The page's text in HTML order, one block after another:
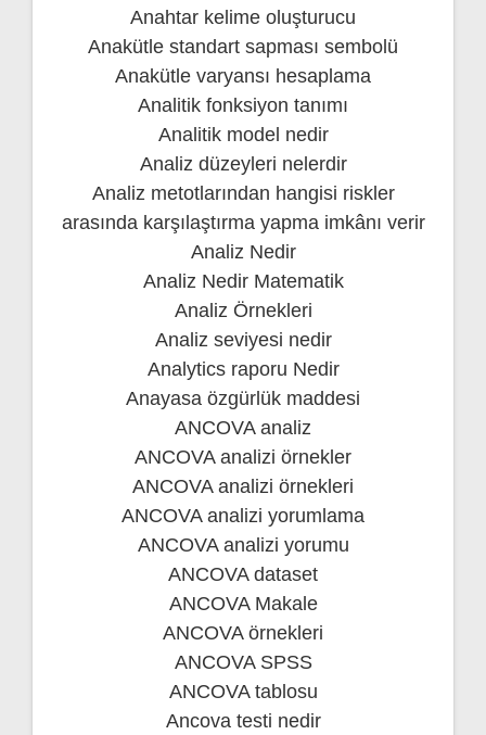
Anahtar kelime oluşturucu
Anakütle standart sapması sembolü
Anakütle varyansı hesaplama
Analitik fonksiyon tanımı
Analitik model nedir
Analiz düzeyleri nelerdir
Analiz metotlarından hangisi riskler
arasında karşılaştırma yapma imkânı verir
Analiz Nedir
Analiz Nedir Matematik
Analiz Örnekleri
Analiz seviyesi nedir
Analytics raporu Nedir
Anayasa özgürlük maddesi
ANCOVA analiz
ANCOVA analizi örnekler
ANCOVA analizi örnekleri
ANCOVA analizi yorumlama
ANCOVA analizi yorumu
ANCOVA dataset
ANCOVA Makale
ANCOVA örnekleri
ANCOVA SPSS
ANCOVA tablosu
Ancova testi nedir